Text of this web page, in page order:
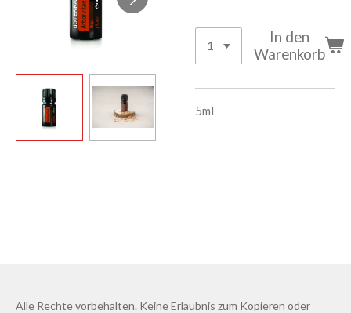
In den
Warenkorb
5ml
Alle Rechte vorbehalten. Keine Erlaubnis zum Kopieren oder